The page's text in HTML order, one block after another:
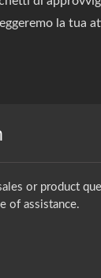
la tua